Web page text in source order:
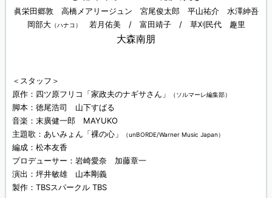
眞栄田郷敦 高橋メアリージュン 宮尾俊太郎 平山祐介 水澤紳吾
岡部大（ハナコ） 若月佑美 / 富田靖子 / 草刈民代 趣里
大森南朋
＜スタッフ＞
原作：四ツ原フリコ「家政夫のナギサさん」
（ソルマーレ編集部）
脚本：徳尾浩司 山下すばる
音楽：末廣健一郎 MAYUKO
主題歌：あいみょん「裸の心」
（unBORDE/Warner Music Japan）
編成：松本友香
プロデューサー：岩崎愛奈 加藤章一
演出：坪井敏雄 山本剛義
製作：TBSスパークル TBS